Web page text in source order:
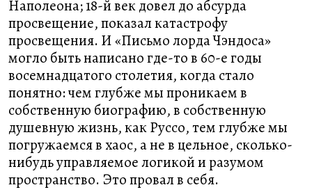
Наполеона; 18-й век довел до абсурда
просвещение, показал катастрофу
просвещения. И «Письмо лорда Чэндоса»
могло быть написано где-то в 60-е годы
восемнадцатого столетия, когда стало
понятно: чем глубже мы проникаем в
собственную биографию, в собственную
душевную жизнь, как Руссо, тем глубже мы
погружаемся в хаос, а не в цельное, сколько-
нибудь управляемое логикой и разумом
пространство. Это провал в себя.